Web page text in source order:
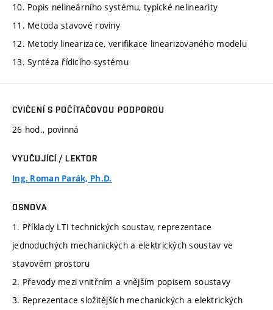
10. Popis nelineárního systému, typické nelinearity
11. Metoda stavové roviny
12. Metody linearizace, verifikace linearizovaného modelu
13. Syntéza řídicího systému
CVIČENÍ S POČÍTAČOVOU PODPOROU
26 hod., povinná
VYUČUJÍCÍ / LEKTOR
Ing. Roman Parák, Ph.D.
OSNOVA
1. Příklady LTI technických soustav, reprezentace
jednoduchých mechanických a elektrických soustav ve
stavovém prostoru
2. Převody mezi vnitřním a vnějším popisem soustavy
3. Reprezentace složitějších mechanických a elektrických